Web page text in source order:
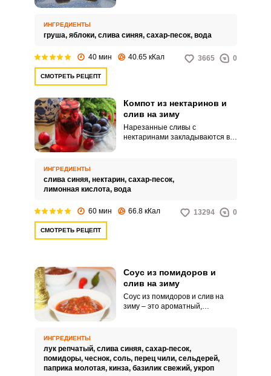
летнего зноя, так и для зимних
холодов.
ИНГРЕДИЕНТЫ
груша, яблоки, слива синяя, сахар-песок, вода
40 мин 40.65 кКал 3665 0
СМОТРЕТЬ РЕЦЕПТ
Компот из нектаринов и
слив на зиму
Нарезанные сливы с
нектаринами закладываются в
добавляется сахар и всё
доводится до кипения.
ИНГРЕДИЕНТЫ
слива синяя, нектарин, сахар-песок,
лимонная кислота, вода
60 мин 66.8 кКал 13294 0
СМОТРЕТЬ РЕЦЕПТ
Соус из помидоров и
слив на зиму
Соус из помидоров и слив на
зиму – это ароматный,
красного перца выбираете по
своему вкусу.
ИНГРЕДИЕНТЫ
лук репчатый, слива синяя, сахар-песок,
помидоры, чеснок, соль, перец чили, сельдерей,
паприка молотая, кинза, базилик свежий, укроп
Войдите
с помощью социальных сетей: